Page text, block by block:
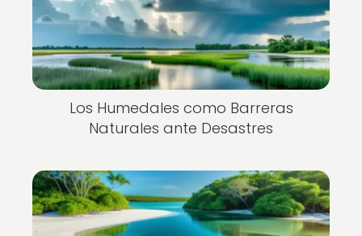
Los Humedales como Barreras
Naturales ante Desastres